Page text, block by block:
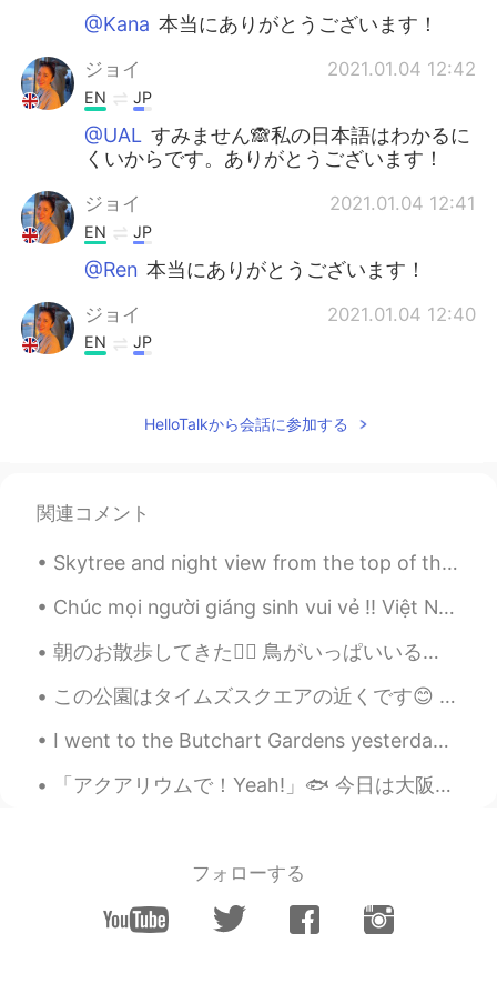
@Kana 本当にありがとうございます！
ジョイ 2021.01.04 12:42
EN JP
@UAL すみません🙈私の日本語はわかるに
くいからです。ありがとうございます！
ジョイ 2021.01.04 12:41
EN JP
@Ren 本当にありがとうございます！
ジョイ 2021.01.04 12:40
EN JP
2021.01.04 11:30
そうで、かわいいケーキですね🥰
kazuhiko 2021.01.04 11:20
うまそ！^ ^
Shingo 2021.01.04 11:18
JP EN
今日は最後のお休み 日で、ちょっと悲
今日はお休みの 最後の日で、ちょっと
冬休みはめちゃめちゃ良
んまり仕事に 楽しみにし
す。
HelloTalkから会話に参加する
関連コメント
Skytree and night view from the top of the hotel (Photos taken last year). 🌃🌆🌌 Good night 😪 おや...
Chúc mọi người giáng sinh vui vẻ !! Việt Nam rất đẹp, tôi yêu nó ♥nếu bạn đang học tiếng anh🔥👌th...
朝のお散歩してきた🏃‍♂️ 鳥がいっぱいいる🐦 なんで？ っていうか、これ本当に鳥？ ドローンじゃないよね笑笑笑 僕何か悪いことやらかしたかなと思った なんでこんなにいるの？笑 I went ...
この公園はタイムズスクエアの近くです😊 天気はきれいですよ！ にほんに天気はどうですか。 (終止形の？英語で「plain form」って) この公園 タイムズスクエアの近くだ😊 天気 きれい...
I went to the Butchart Gardens yesterday! So much beauty to be seen! I could have spent the whole...
「アクアリウムで！Yeah!」🐟 今日は大阪水族館に行きました！たくさん魚や水に住んでいる生き物を見ました。それとこのジャンボサメぬいぐるみを買いました。妹にくれてつもりです。 I went...
フォローする